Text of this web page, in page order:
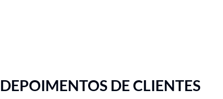
DEPOIMENTOS DE CLIENTES